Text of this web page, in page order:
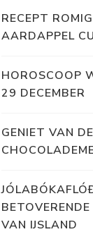
RECEPT
AARDAPPEL
HOROSCOOP
29 DECEMBER
GENIET VAN
VAN IJSLAND